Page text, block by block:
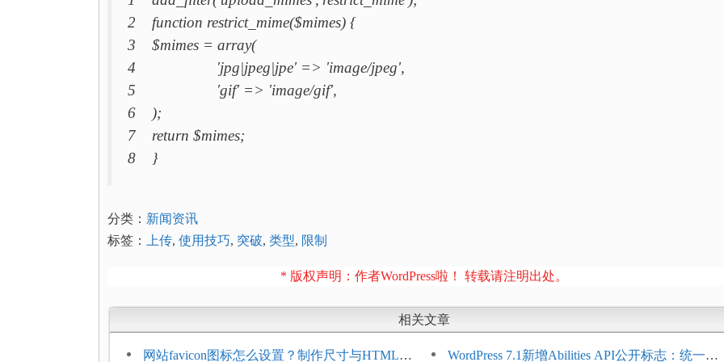
2 function restrict_mime($mimes) {
3 $mimes = array(
4 'jpg|jpeg|jpe' => 'image/jpeg',
5 'gif' => 'image/gif',
6 );
7 return $mimes;
8 }
分类： 新闻资讯
标签：
上传, 使用技巧, 突破, 类型, 限制
* 版权声明：作者WordPress啦！ 转载请注明出处。
相关文章
网站favicon图标怎么设置？制作尺寸与HTML添 WordPress 7.1新增Abilities API公开标志：统一支